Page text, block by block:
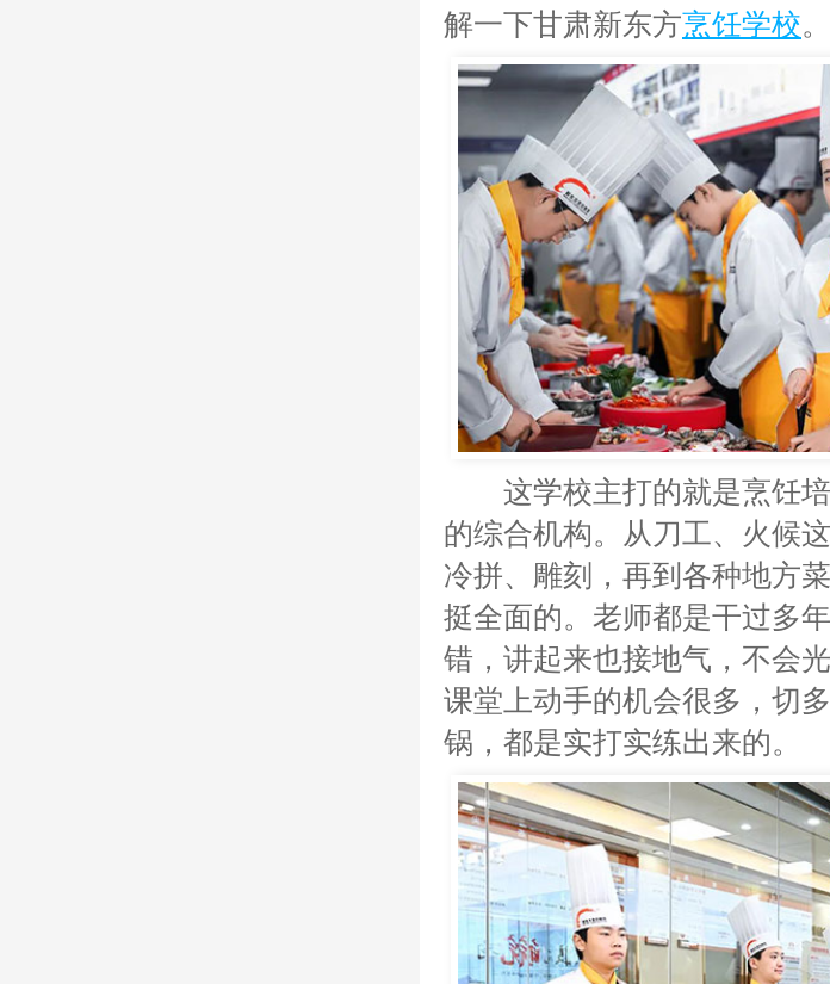
解一下甘肃新东方烹饪学校。
这学校主打的就是烹饪
的综合机构。从刀工、火候
冷拼、雕刻，再到各种地方
挺全面的。老师都是干过多
错，讲起来也接地气，不会
课堂上动手的机会很多，切
锅，都是实打实练出来的。